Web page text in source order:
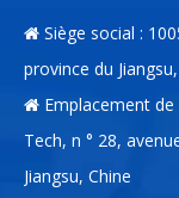
 Siège social :
province du
 Emplacement
Tech, n ° 28,
Jiangsu, Chine